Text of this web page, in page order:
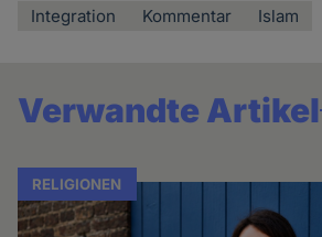
Integration Kommentar Islam
Verwandte Artikel
RELIGIONEN